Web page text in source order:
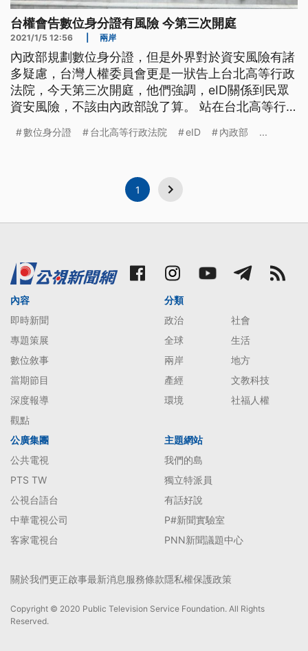
台權會告數位身分證有風險 今第三次開庭
2021/1/5 12:56 兩岸
內政部規劃數位身分證，但是外界對於資安風險有諸
多疑慮，台灣人權委員會更是一狀告上台北高等行政
法院，今天第三次開庭，他們強調，eID關係到民眾
資安風險，不該由內政部說了算。 站在台北高等行
政部規劃發行數位身分證，也就是eID，可能帶來的
後，內政部可以直接滾動式修正
數位身分證 台北高等行政法院 eID 內政部 ...
1
內容
即時新聞
專題策展
數位敘事
當期節目
深度報導
觀點
分類
政治
社會
全球
生活
兩岸
地方
產經
文教科技
環境
社福人權
公廣集團
公共電視
PTS TW
公視台語台
中華電視公司
客家電視台
主題網站
我們的島
獨立特派員
有話好說
P#新聞實驗室
PNN新聞議題中心
關於我們更正啟事最新消息服務條款隱私權保護政策
Copyright © 2020 Public Television Service Foundation. All Rights
Reserved.